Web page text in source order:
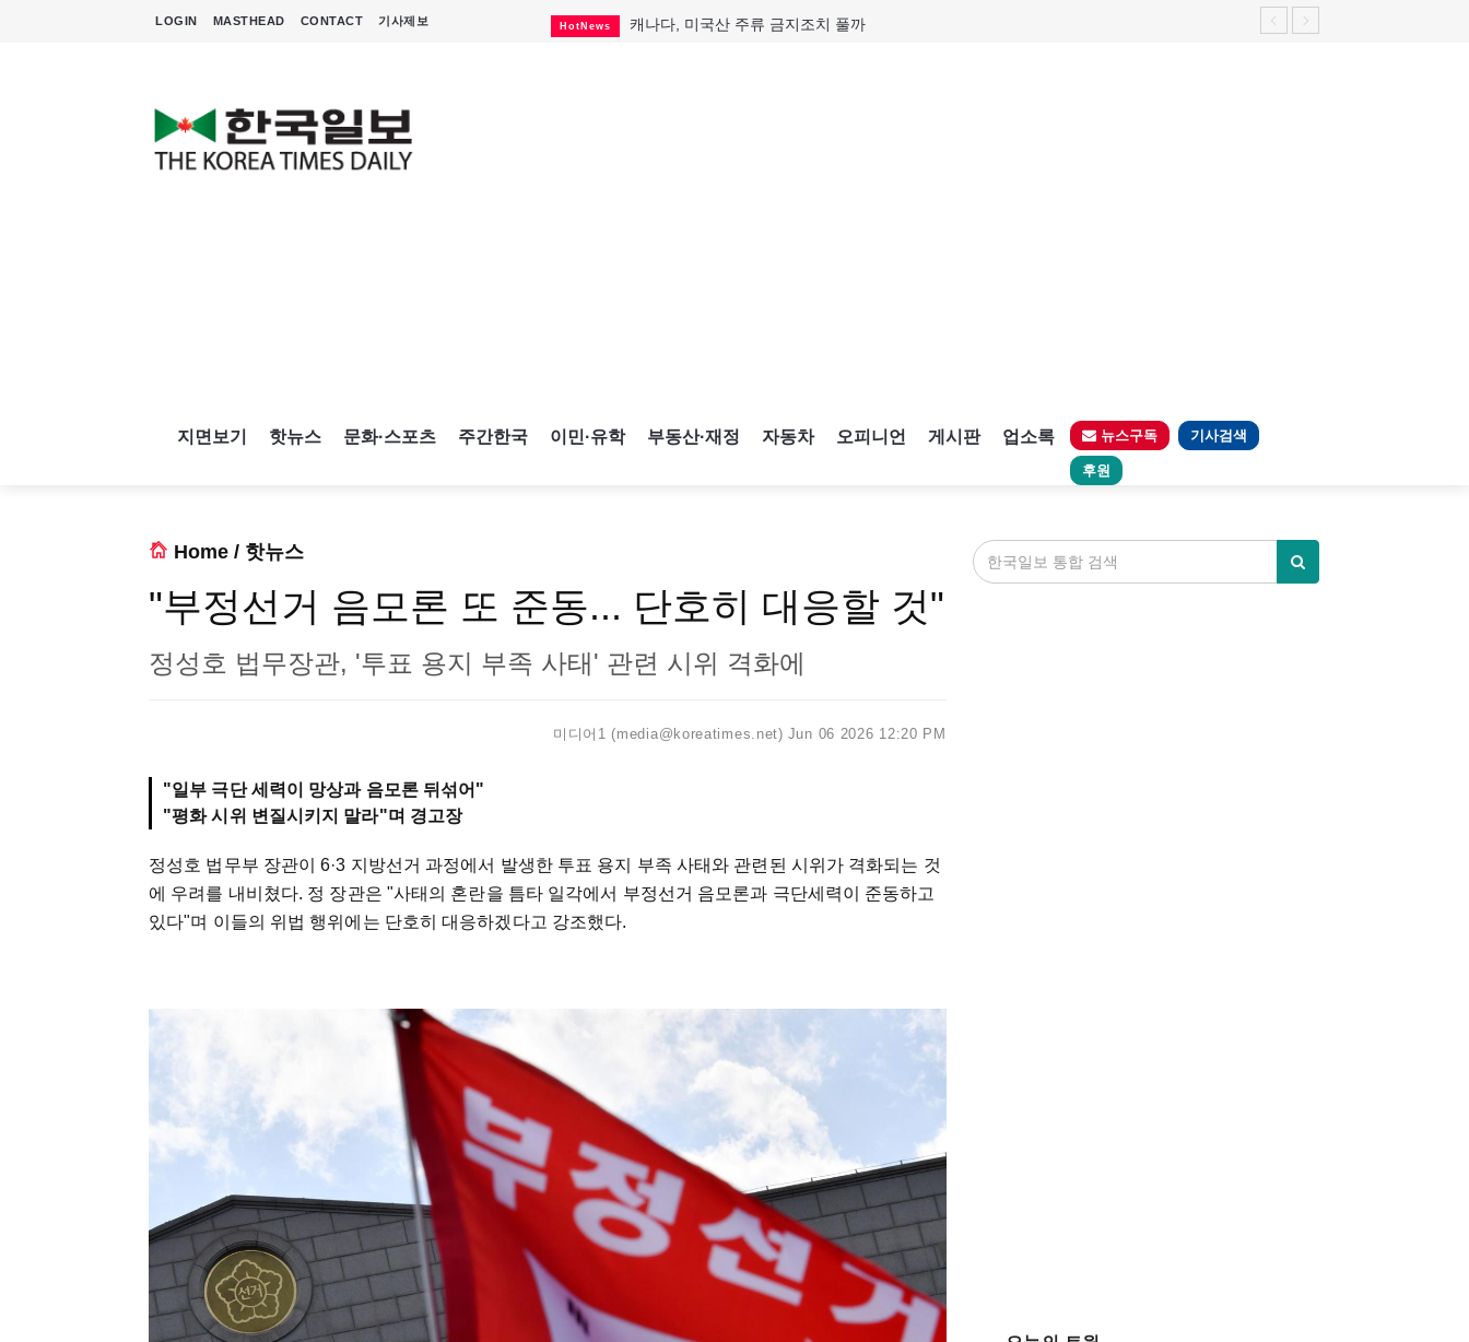
LOGIN MASTHEAD CONTACT 기사제보 HotNews 캐나다, 미국산 주류 금지조치 풀까
지면보기 핫뉴스 문화·스포츠 주간한국 이민·유학 부동산·재정 자동차 오피니언 게시판 업소록 뉴스구독 기사검색
후원
Home / 핫뉴스
"부정선거 음모론 또 준동... 단호히 대응할 것"
정성호 법무장관, '투표 용지 부족 사태' 관련 시위 격화에
미디어1 (media@koreatimes.net) Jun 06 2026 12:20 PM
"일부 극단 세력이 망상과 음모론 뒤섞어"
"평화 시위 변질시키지 말라"며 경고장
정성호 법무부 장관이 6·3 지방선거 과정에서 발생한 투표 용지 부족 사태와 관련된 시위가 격화되는 것
에 우려를 내비쳤다. 정 장관은 "사태의 혼란을 틈타 일각에서 부정선거 음모론과 극단세력이 준동하고
있다"며 이들의 위법 행위에는 단호히 대응하겠다고 강조했다.